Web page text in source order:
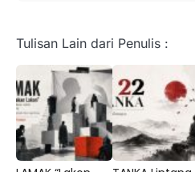
Tulisan Lain dari Penulis :